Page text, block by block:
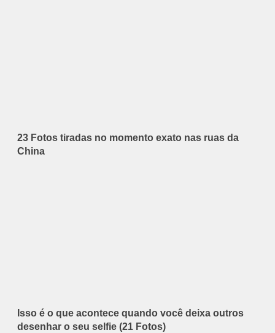
23 Fotos tiradas no momento exato nas ruas da
China
Isso é o que acontece quando você deixa outros
desenhar o seu selfie (21 Fotos)